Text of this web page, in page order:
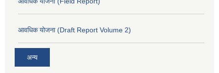
आवधिक योजना (Draft Report Volume 2)
अन्य